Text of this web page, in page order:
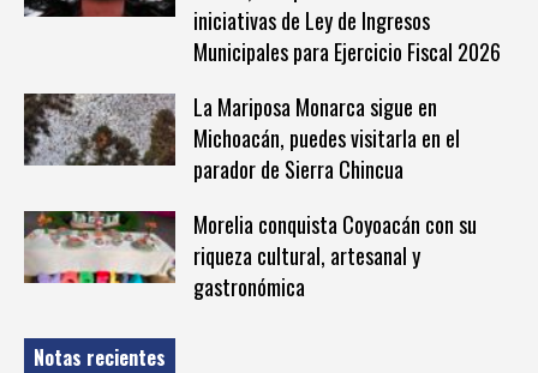
iniciativas de Ley de Ingresos
Municipales para Ejercicio Fiscal 2026
La Mariposa Monarca sigue en
Michoacán, puedes visitarla en el
parador de Sierra Chincua
Morelia conquista Coyoacán con su
riqueza cultural, artesanal y
gastronómica
Notas recientes